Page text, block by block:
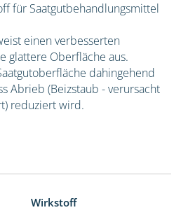
für Saatgutbehandlungsmittel
einen verbesserten
glattere Oberfläche aus.
dahingehend
Abrieb (Beizstaub - verursacht
reduziert wird.
Wirkstoff